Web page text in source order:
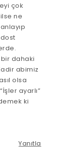
çok
ne
bir dahaki
abimiz
olsa
ayarlı”
ki
Yanıtla